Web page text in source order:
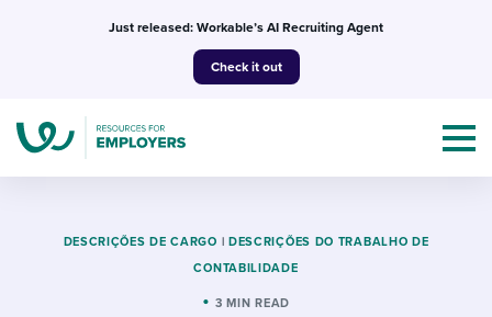
Just released: Workable’s AI Recruiting Agent
Check it out
Topics
DESCRIÇÕES DE CARGO | DESCRIÇÕES DO TRABALHO DE
CONTABILIDADE
3 MIN READ